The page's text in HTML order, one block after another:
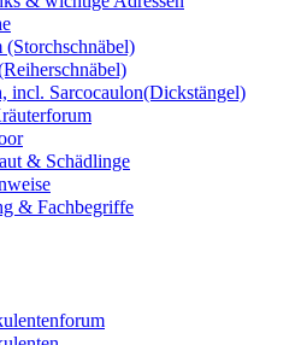
Sarcocaulon(Dickstängel)
& Schädlinge
& Fachbegriffe